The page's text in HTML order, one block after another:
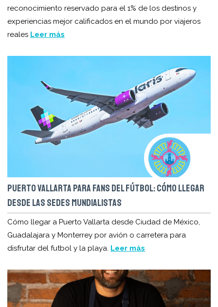
reconocimiento reservado para el 1% de los destinos y
experiencias mejor calificados en el mundo por viajeros
reales Leer más
PUERTO VALLARTA PARA FANS DEL FÚTBOL: CÓMO LLEGAR
DESDE LAS SEDES MUNDIALISTAS
Cómo llegar a Puerto Vallarta desde Ciudad de México,
Guadalajara y Monterrey por avión o carretera para
disfrutar del futbol y la playa. Leer más